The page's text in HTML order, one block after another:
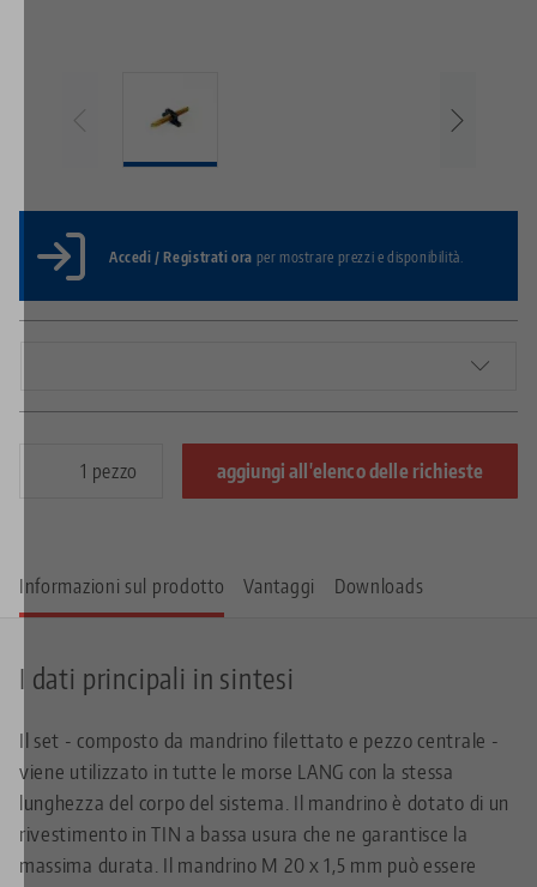
Accedi / Registrati ora per mostrare prezzi e disponibilità.
pezzo aggiungi all'elenco delle richieste
Informazioni sul prodotto Vantaggi Downloads
I dati principali in sintesi
Il set - composto da mandrino filettato e pezzo centrale -
viene utilizzato in tutte le morse LANG con la stessa
lunghezza del corpo del sistema. Il mandrino è dotato di un
rivestimento in TIN a bassa usura che ne garantisce la
massima durata. Il mandrino M 20 x 1,5 mm può essere